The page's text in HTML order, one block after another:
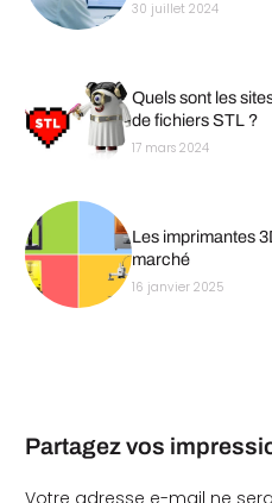
30 juillet 2024
Quels sont les
de fichiers STL ?
17 mars 2024
Les imprimantes
marché
16 janvier 2025
Partagez vos
Votre adresse e-mail ne